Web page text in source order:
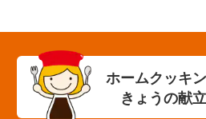
ホームクッキ
きょうの献立